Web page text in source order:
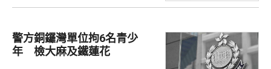
警方銅鑼灣單位拘6名青少
年 檢大麻及鐵蓮花